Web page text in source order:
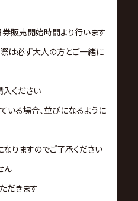
販売開始時間より行います
は必ず大人の方とご一緒に
ください
いる場合、並びになるように
りますのでご了承ください
ん
だきます